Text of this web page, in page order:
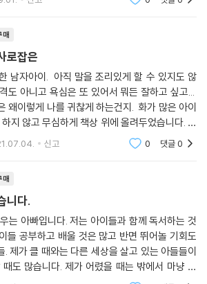
매
로잡은
있게 할 수 있지도 않
서 뭐든 잘하고 싶고...
게 나를 귀찮게 하는건지. 화가 많은 아이
않고 무심하게 책상 위에 올려두었습니다. 제
눈에 보일 때 마다 읽어보네요. 언젠가 제가
신고 0 댓글0
매
니다.
아이들과 함께 독서하는 것
이
렸을 때는 밖에서 마냥 뛰